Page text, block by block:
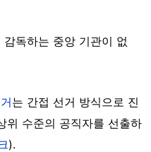
독하는 중앙 기관이 없
는 간접 선거 방식으로 진
위 수준의 공직자를 선출하
).